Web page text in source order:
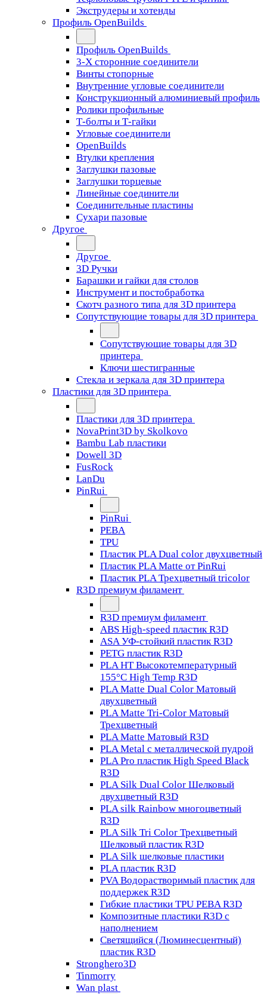
Экструдеры и хотенды
Профиль OpenBuilds
Профиль OpenBuilds
3-Х сторонние соединители
Винты стопорные
Внутренние угловые соединители
Конструкционный алюминиевый профиль
Ролики профильные
Т-болты и Т-гайки
Угловые соединители
OpenBuilds
Втулки крепления
Заглушки пазовые
Заглушки торцевые
Линейные соединители
Соединительные пластины
Сухари пазовые
Другое
Другое
3D Ручки
Барашки и гайки для столов
Инструмент и постобработка
Скотч разного типа для 3D принтера
Сопутствующие товары для 3D принтера
Сопутствующие товары для 3D
принтера
Ключи шестигранные
Стекла и зеркала для 3D принтера
Пластики для 3D принтера
Пластики для 3D принтера
NovaPrint3D by Skolkovo
Bambu Lab пластики
Dowell 3D
FusRock
LanDu
PinRui
PinRui
PEBA
TPU
Пластик PLA Dual color двухцветный
Пластик PLA Matte от PinRui
Пластик PLA Трехцветный tricolor
R3D премиум филамент
R3D премиум филамент
ABS High-speed пластик R3D
ASA УФ-стойкий пластик R3D
PETG пластик R3D
PLA HT Высокотемпературный
155°C High Temp R3D
PLA Matte Dual Color Матовый
двухцветный
PLA Matte Tri-Color Матовый
Трехцветный
PLA Matte Матовый R3D
PLA Metal с металлической пудрой
PLA Pro пластик High Speed Black
R3D
PLA Silk Dual Color Шелковый
двухцветный R3D
PLA silk Rainbow многоцветный
R3D
PLA Silk Tri Color Трехцветный
Шелковый пластик R3D
PLA Silk шелковые пластики
PLA пластик R3D
PVA Водорастворимый пластик для
поддержек R3D
Гибкие пластики TPU PEBA R3D
Композитные пластики R3D с
наполнением
Светящийся (Люминесцентный)
пластик R3D
Stronghero3D
Tinmorry
Wan plast